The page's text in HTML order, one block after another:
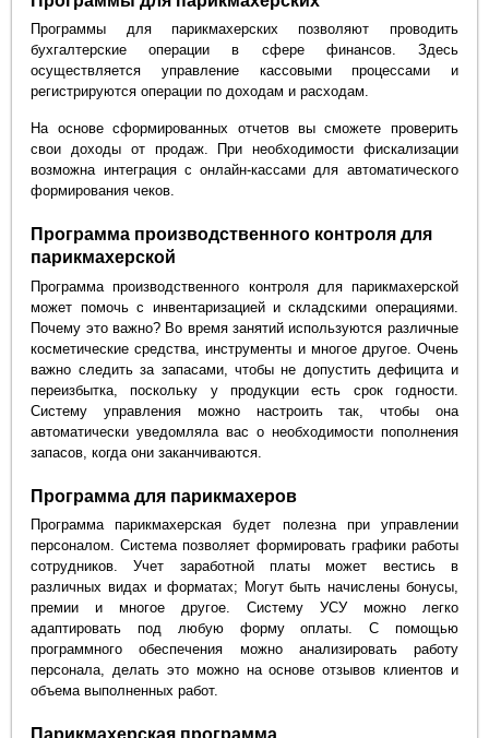
Программы для парикмахерских позволяют проводить
бухгалтерские операции в сфере финансов. Здесь
осуществляется управление кассовыми процессами и
регистрируются операции по доходам и расходам.
На основе сформированных отчетов вы сможете проверить
свои доходы от продаж. При необходимости фискализации
возможна интеграция с онлайн-кассами для автоматического
формирования чеков.
Программа производственного контроля для
парикмахерской
Программа производственного контроля для парикмахерской
может помочь с инвентаризацией и складскими операциями.
Почему это важно? Во время занятий используются различные
косметические средства, инструменты и многое другое. Очень
важно следить за запасами, чтобы не допустить дефицита и
переизбытка, поскольку у продукции есть срок годности.
Систему управления можно настроить так, чтобы она
автоматически уведомляла вас о необходимости пополнения
запасов, когда они заканчиваются.
Программа для парикмахеров
Программа парикмахерская будет полезна при управлении
персоналом. Система позволяет формировать графики работы
сотрудников. Учет заработной платы может вестись в
различных видах и форматах; Могут быть начислены бонусы,
премии и многое другое. Систему УСУ можно легко
адаптировать под любую форму оплаты. С помощью
программного обеспечения можно анализировать работу
персонала, делать это можно на основе отзывов клиентов и
объема выполненных работ.
Парикмахерская программа